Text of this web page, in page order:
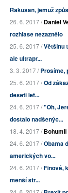
Rakušan, jemuž
26. 6. 2017 /Daniel
rozhlase nezaznělo
25. 6. 2017 /Většinu
ale ultrapr...
3. 3. 2017 /Prosíme,
25. 6. 2017 /Od
deseti let...
24. 6. 2017 /"Oh,
dostalo nadšenýc...
18. 4. 2017 /
24. 6. 2017 /Obama
amerických vo...
24. 6. 2017 /Finové,
menší str...